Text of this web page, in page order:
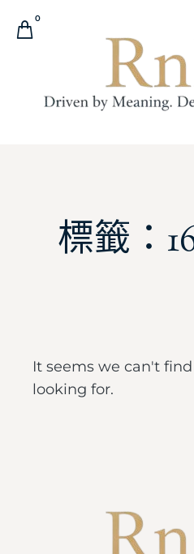
0
標籤：
It seems we can't
looking for.